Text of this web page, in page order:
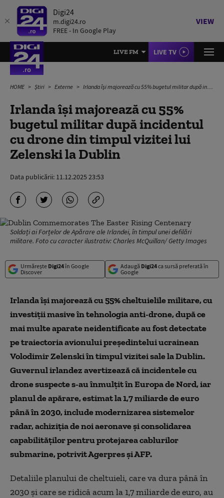
Digi24
m.digi24.ro
FREE - In Google Play
VIEW
LIVE FM LIVE TV
HOME Știri Externe Irlanda își majorează cu 55% bugetul militar după incidentul cu drone din timpul vizitei lui Zelenski la Dublin
Irlanda își majorează cu 55%
bugetul militar după incidentul
cu drone din timpul vizitei lui
Zelenski la Dublin
Data publicării: 11.12.2025 23:53
Soldați ai Forțelor de Apărare ale Irlandei, în timpul unei defilări
militare. Foto cu caracter ilustrativ: Charles McQuillan/ Getty Images
Urmărește Digi24în Google
Discover
Adaugă Digi24ca sursă preferată în
Google
Irlanda își majorează cu 55% cheltuielile militare, cu
investiții masive în tehnologia anti-drone, după ce
mai multe aparate neidentificate au fost detectate
pe traiectoria avionului președintelui ucrainean
Volodimir Zelenski în timpul vizitei sale la Dublin.
Guvernul irlandez avertizează că incidentele cu
drone suspecte s-au înmulțit în Europa de Nord, iar
planul de apărare, estimat la 1,7 miliarde de euro
până în 2030, include modernizarea sistemelor
radar, achiziția de noi aeronave și consolidarea
capabilităților pentru protejarea cablurilor
submarine, potrivit Agerpres și AFP.
Detaliile planului de cheltuieli, care va dura până în
2030 şi care se ridică acum la 1,7 miliarde de euro, au